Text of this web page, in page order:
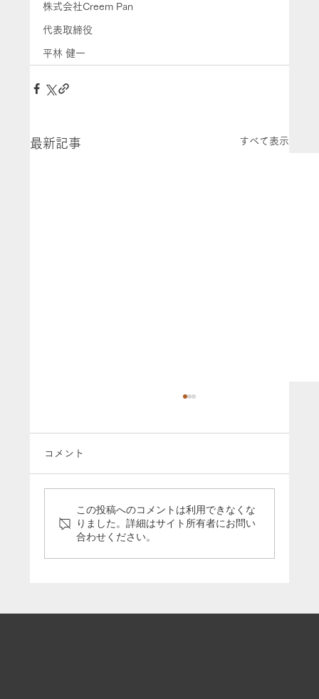
株式会社Creem Pan
代表取締役
平林 健一
最新記事 すべて表示
コメント
この投稿へのコメントは利用できなくな
りました。詳細はサイト所有者にお問い
合わせください。